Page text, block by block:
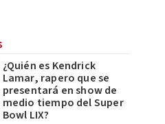
¿Quién es Kendrick
Lamar, rapero que se
presentará en show de
medio tiempo del Super
Bowl LIX?